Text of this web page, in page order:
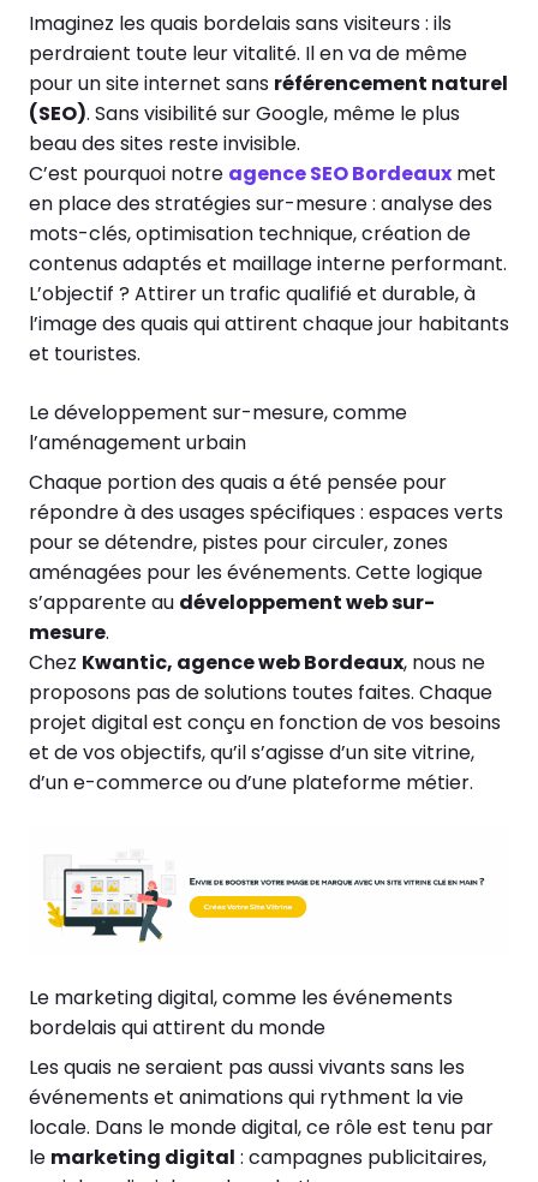
Imaginez les quais bordelais sans visiteurs : ils
perdraient toute leur vitalité. Il en va de même
pour un site internet sans référencement naturel
(SEO). Sans visibilité sur Google, même le plus
beau des sites reste invisible.
C’est pourquoi notre agence SEO Bordeaux met
en place des stratégies sur-mesure : analyse des
mots-clés, optimisation technique, création de
contenus adaptés et maillage interne performant.
L’objectif ? Attirer un trafic qualifié et durable, à
l’image des quais qui attirent chaque jour habitants
et touristes.
Le développement sur-mesure, comme
l’aménagement urbain
Chaque portion des quais a été pensée pour
répondre à des usages spécifiques : espaces verts
pour se détendre, pistes pour circuler, zones
aménagées pour les événements. Cette logique
s’apparente au développement web sur-
mesure.
Chez Kwantic, agence web Bordeaux, nous ne
proposons pas de solutions toutes faites. Chaque
projet digital est conçu en fonction de vos besoins
et de vos objectifs, qu’il s’agisse d’un site vitrine,
d’un e-commerce ou d’une plateforme métier.
Le marketing digital, comme les événements
bordelais qui attirent du monde
Les quais ne seraient pas aussi vivants sans les
événements et animations qui rythment la vie
locale. Dans le monde digital, ce rôle est tenu par
le marketing digital : campagnes publicitaires,